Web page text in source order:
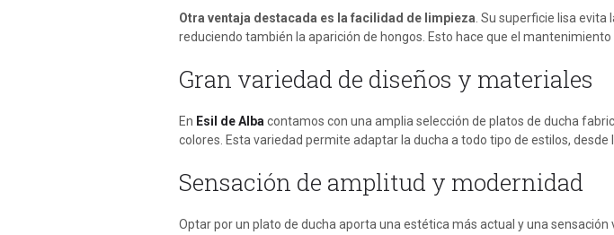
Otra ventaja destacada es la facilidad de limpieza . Su superficie lisa
reduciendo también la aparición de hongos. Esto hace que el
Gran variedad de diseños y materiales
En Esil de Alba contamos con una amplia selección de platos de ducha
colores. Esta variedad permite adaptar la ducha a todo tipo de estilos, desde
Sensación de amplitud y modernidad
Optar por un plato de ducha aporta una estética más actual y una sensación